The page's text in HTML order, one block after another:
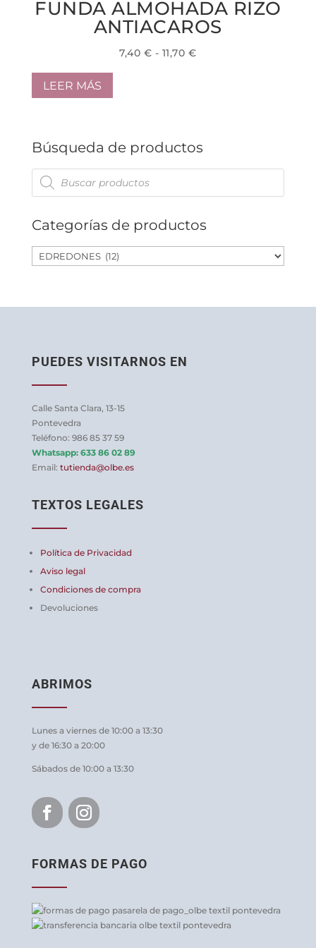
hasta
58,00 €
variantes.
Las
elegir
la
producto
FUNDA ALMOHADA RIZO
ANTIACAROS
7,40 € - 11,70 €Rango
11,70 €
LEER MÁS
Búsqueda de productos
Búsqueda
de
productos
Categorías de productos
PUEDES VISITARNOS EN
Calle Santa Clara, 13-15
Pontevedra
Teléfono: 986 85 37 59
Whatsapp: 633 86 02 89
Email: tutienda@olbe.es
TEXTOS LEGALES
Política de Privacidad
Aviso legal
Condiciones de compra
Devoluciones
ABRIMOS
Lunes a viernes de 10:00 a 13:30
y de 16:30 a 20:00
Sábados de 10:00 a 13:30
FORMAS DE PAGO